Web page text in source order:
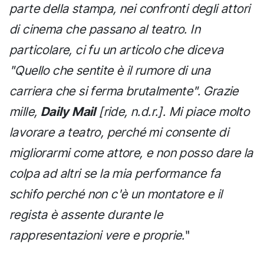
parte della stampa, nei confronti degli attori
di cinema che passano al teatro. In
particolare, ci fu un articolo che diceva
"Quello che sentite è il rumore di una
carriera che si ferma brutalmente". Grazie
mille, Daily Mail[ride, n.d.r.]. Mi piace molto
lavorare a teatro, perché mi consente di
migliorarmi come attore, e non posso dare la
colpa ad altri se la mia performance fa
schifo perché non c'è un montatore e il
regista è assente durante le
rappresentazioni vere e proprie."